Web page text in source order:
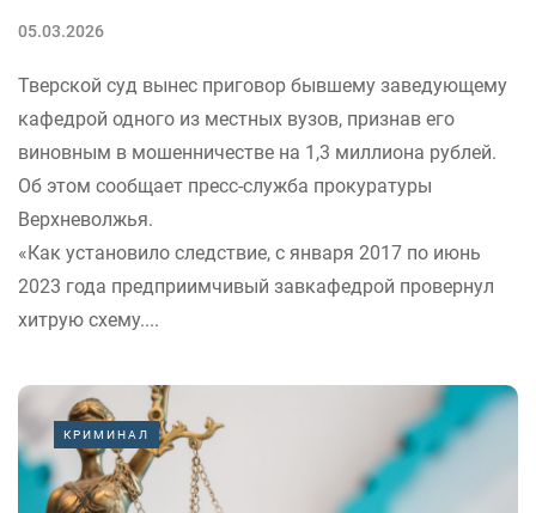
05.03.2026
Тверской суд вынес приговор бывшему заведующему
кафедрой одного из местных вузов, признав его
виновным в мошенничестве на 1,3 миллиона рублей.
Об этом сообщает пресс-служба прокуратуры
Верхневолжья.
«Как установило следствие, с января 2017 по июнь
2023 года предприимчивый завкафедрой провернул
хитрую схему....
КРИМИНАЛ